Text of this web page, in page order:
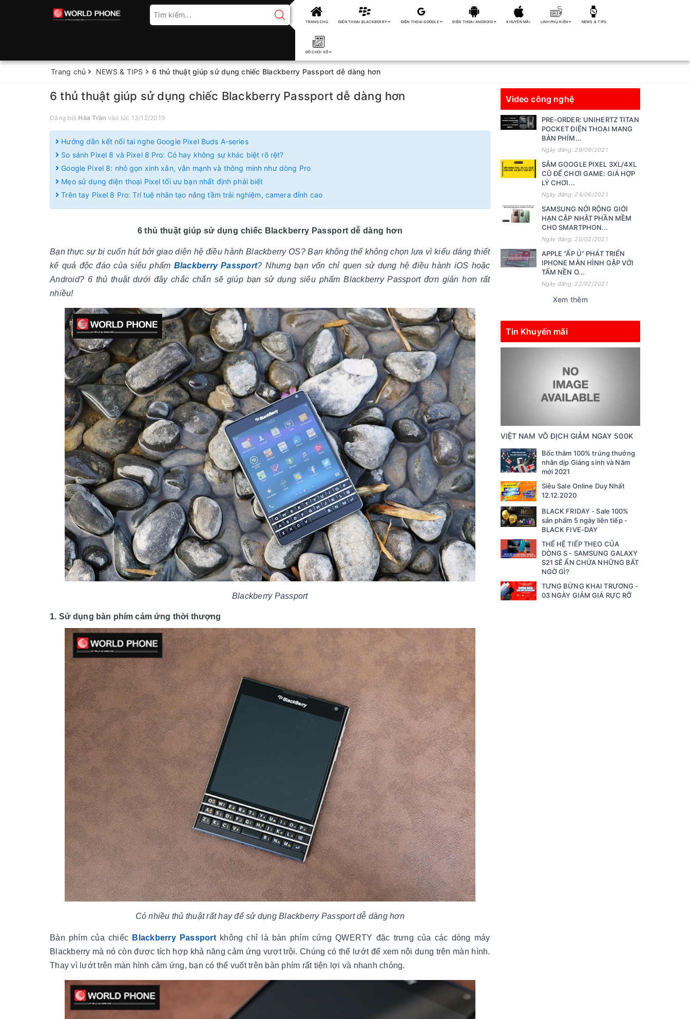
TRANG CHỦ ĐIỆN THOẠI BLACKBERRY ĐIỆN THOẠI GOOGLE ĐIỆN THOẠI ANDROID KHUYẾN MÃI LINH PHỤ KIỆN NEWS & TIPS
ĐỒ CHƠI SỐ
Trang chủ NEWS & TIPS 6 thủ thuật giúp sử dụng chiếc Blackberry Passport dễ dàng hơn
6 thủ thuật giúp sử dụng chiếc Blackberry Passport dễ dàng hơn
Đăng bởi Hòa Trần vào lúc 13/12/2019
Hướng dẫn kết nối tai nghe Google Pixel Buds A-series
So sánh Pixel 8 và Pixel 8 Pro: Có hay không sự khác biệt rõ rệt?
Google Pixel 8: nhỏ gọn xinh xắn, vẫn mạnh và thông minh như dòng Pro
Mẹo sử dụng điện thoại Pixel tối ưu bạn nhất định phải biết
Trên tay Pixel 8 Pro: Trí tuệ nhân tạo nâng tầm trải nghiệm, camera đỉnh cao
6 thủ thuật giúp sử dụng chiếc Blackberry Passport dễ dàng hơn
Bạn thực sự bị cuốn hút bởi giao diện hệ điều hành Blackberry OS? Bạn không thể không chọn lựa vì kiểu dáng thiết
kế quá độc đáo của siêu phẩm Blackberry Passport? Nhưng bạn vốn chỉ quen sử dụng hệ điều hành iOS hoặc
Android? 6 thủ thuật dưới đây chắc chắn sẽ giúp bạn sử dụng siêu phẩm Blackberry Passport đơn giản hơn rất
nhiều!
Blackberry Passport
1. Sử dụng bàn phím cảm ứng thời thượng
Có nhiều thủ thuật rất hay để sử dụng Blackberry Passport dễ dàng hơn
Bàn phím của chiếc Blackberry Passportkhông chỉ là bàn phím cứng QWERTY đặc trưng của các dòng máy
Blackberry mà nó còn được tích hợp khả năng cảm ứng vượt trội. Chúng có thể lướt để xem nội dung trên màn hình.
Thay vì lướt trên màn hình cảm ứng, bạn có thể vuốt trên bàn phím rất tiện lợi và nhanh chóng.
Video công nghệ
PRE-ORDER: UNIHERTZ TITAN
POCKET ĐIỆN THOẠI MANG
BÀN PHÍM...
Ngày đăng: 29/09/2021
SẮM GOOGLE PIXEL 3XL/4XL
CŨ ĐỂ CHƠI GAME: GIÁ HỢP
LÝ CHƠI...
Ngày đăng: 24/06/2021
SAMSUNG NỚI RỘNG GIỚI
HẠN CẬP NHẬT PHẦN MỀM
CHO SMARTPHON...
Ngày đăng: 25/02/2021
APPLE “ẤP Ủ” PHÁT TRIỂN
IPHONE MÀN HÌNH GẬP VỚI
TẤM NỀN O...
Ngày đăng: 22/02/2021
Xem thêm
Tin Khuyến mãi
VIỆT NAM VÔ ĐỊCH GIẢM NGAY 500K
Bốc thăm 100% trúng thưởng
nhân dịp Giáng sinh và Năm
mới 2021
Siêu Sale Online Duy Nhất
12.12.2020
BLACK FRIDAY - Sale 100%
sản phẩm 5 ngày liên tiếp -
BLACK FIVE-DAY
THẾ HỆ TIẾP THEO CỦA
DÒNG S - SAMSUNG GALAXY
S21 SẼ ẨN CHỨA NHỮNG BẤT
NGỜ GÌ?
TƯNG BỪNG KHAI TRƯƠNG -
03 NGÀY GIẢM GIÁ RỰC RỠ